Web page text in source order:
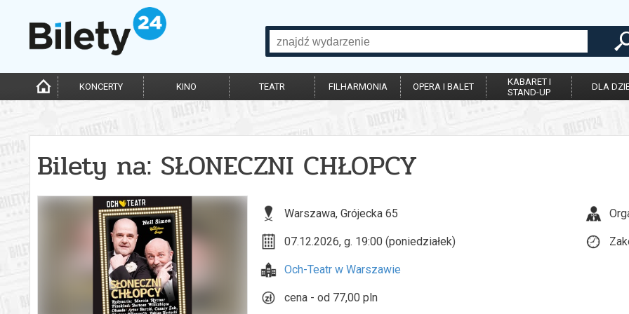
KONCERTY KINO TEATR FILHARMONIA OPERA I BALET
KABARET I
STAND-UP
DLA
Bilety na: SŁONECZNI CHŁOPCY
Warszawa, Grójecka 65
07.12.2026, g. 19:00 (poniedziałek)
Och-Teatr w Warszawie
cena - od 77,00 pln